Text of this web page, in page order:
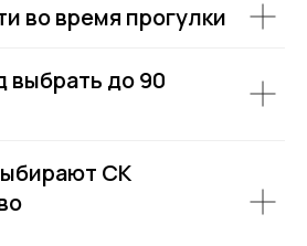
во время прогулки
выбрать до 90
СК